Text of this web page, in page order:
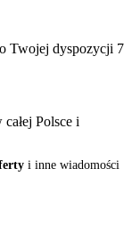
Twojej dyspozycji 7
całej Polsce i
i inne wiadomości